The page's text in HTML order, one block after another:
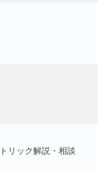
トリック解説・相談